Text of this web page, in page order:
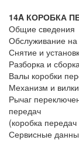
14A КОРОБКА
Общие
Обслуживание
Снятие и
Разборка и
Валы коробки
Механизм и
Рычаг
передач
(коробка
Сервисные